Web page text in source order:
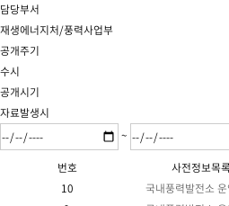
담당부서
재생에너지처/풍력사업부
공개주기
수시
공개시기
자료발생시
~
번호
사전정보목
10
국내풍력발전소